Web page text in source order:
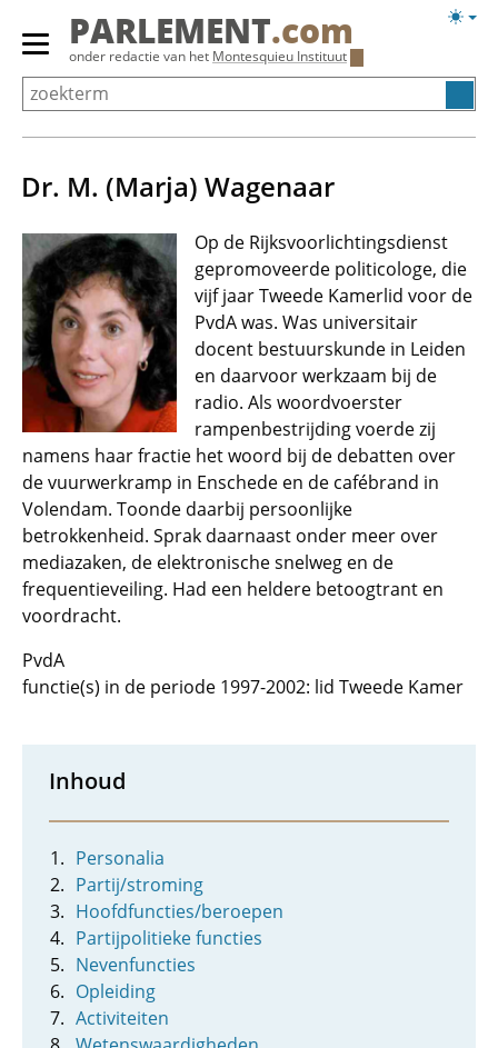
Overslaan
Primair
menu
tonen/verbergen
PARLEMENT.com
onder redactie van het Montesquieu Instituut
Dr. M. (Marja) Wagenaar
Op de Rijksvoorlichtingsdienst
gepromoveerde politicologe, die
vijf jaar Tweede Kamerlid voor de
PvdA was. Was universitair
docent bestuurskunde in Leiden
en daarvoor werkzaam bij de
radio. Als woordvoerster
rampenbestrijding voerde zij
namens haar fractie het woord bij de debatten over
de vuurwerkramp in Enschede en de cafébrand in
Volendam. Toonde daarbij persoonlijke
betrokkenheid. Sprak daarnaast onder meer over
mediazaken, de elektronische snelweg en de
frequentieveiling. Had een heldere betoogtrant en
voordracht.
PvdA
functie(s) in de periode 1997-2002: lid Tweede Kamer
Inhoud
Personalia
Partij/stroming
Hoofdfuncties/beroepen
Partijpolitieke functies
Nevenfuncties
Opleiding
Activiteiten